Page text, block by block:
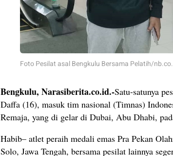
Foto Pesilat asal Bengkulu Bersama Pelatih/
Bengkulu, Narasiberita.co.id.-Satu-satunya
Daffa (16), masuk tim nasional (Timnas)
Remaja, yang di gelar di Dubai, Abu Dhabi,
Habib– atlet peraih medali emas Pra Pekan
Solo, Jawa Tengah, bersama pesilat lainnya